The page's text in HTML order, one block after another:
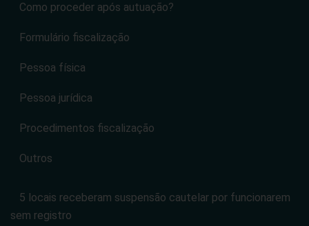
Como proceder após autuação?
Formulário fiscalização
Pessoa física
Pessoa jurídica
Procedimentos fiscalização
Outros
5 locais receberam suspensão cautelar por funcionarem
sem registro